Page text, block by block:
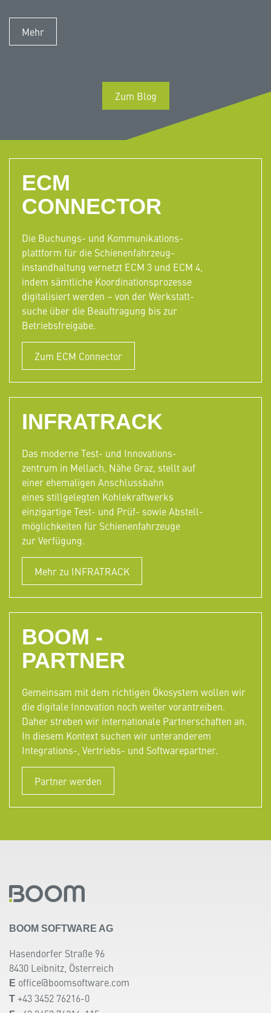
Mehr
Zum Blog
ECM
CONNECTOR
Die Buchungs- und Kommunikations-
plattform für die Schienenfahrzeug-
instandhaltung vernetzt ECM 3 und ECM 4,
indem sämtliche Koordinationsprozesse
digitalisiert werden – von der Werkstatt-
suche über die Beauftragung bis zur
Betriebsfreigabe.
Zum ECM Connector
INFRATRACK
Das moderne Test- und Innovations-
zentrum in Mellach, Nähe Graz, stellt auf
einer ehemaligen Anschlussbahn
eines stillgelegten Kohlekraftwerks
einzigartige Test- und Prüf- sowie Abstell-
möglichkeiten für Schienenfahrzeuge
zur Verfügung.
Mehr zu INFRATRACK
BOOM -
PARTNER
Gemeinsam mit dem richtigen Ökosystem wollen wir
die digitale Innovation noch weiter vorantreiben.
Daher streben wir internationale Partnerschaften an.
In diesem Kontext suchen wir unteranderem
Integrations-, Vertriebs- und Softwarepartner.
Partner werden
BOOM SOFTWARE AG
Hasendorfer Straße 96
8430 Leibnitz, Österreich
E office@boomsoftware.com
T +43 3452 76216-0